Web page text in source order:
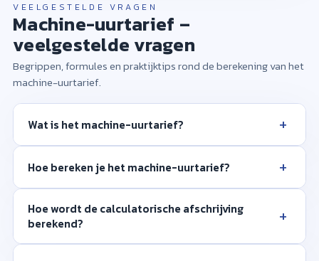
VEELGESTELDE VRAGEN
Machine-uurtarief –
veelgestelde vragen
Begrippen, formules en praktijktips rond de berekening van het
machine-uurtarief.
Wat is het machine-uurtarief? +
Hoe bereken je het machine-uurtarief? +
Hoe wordt de calculatorische afschrijving
berekend?
+